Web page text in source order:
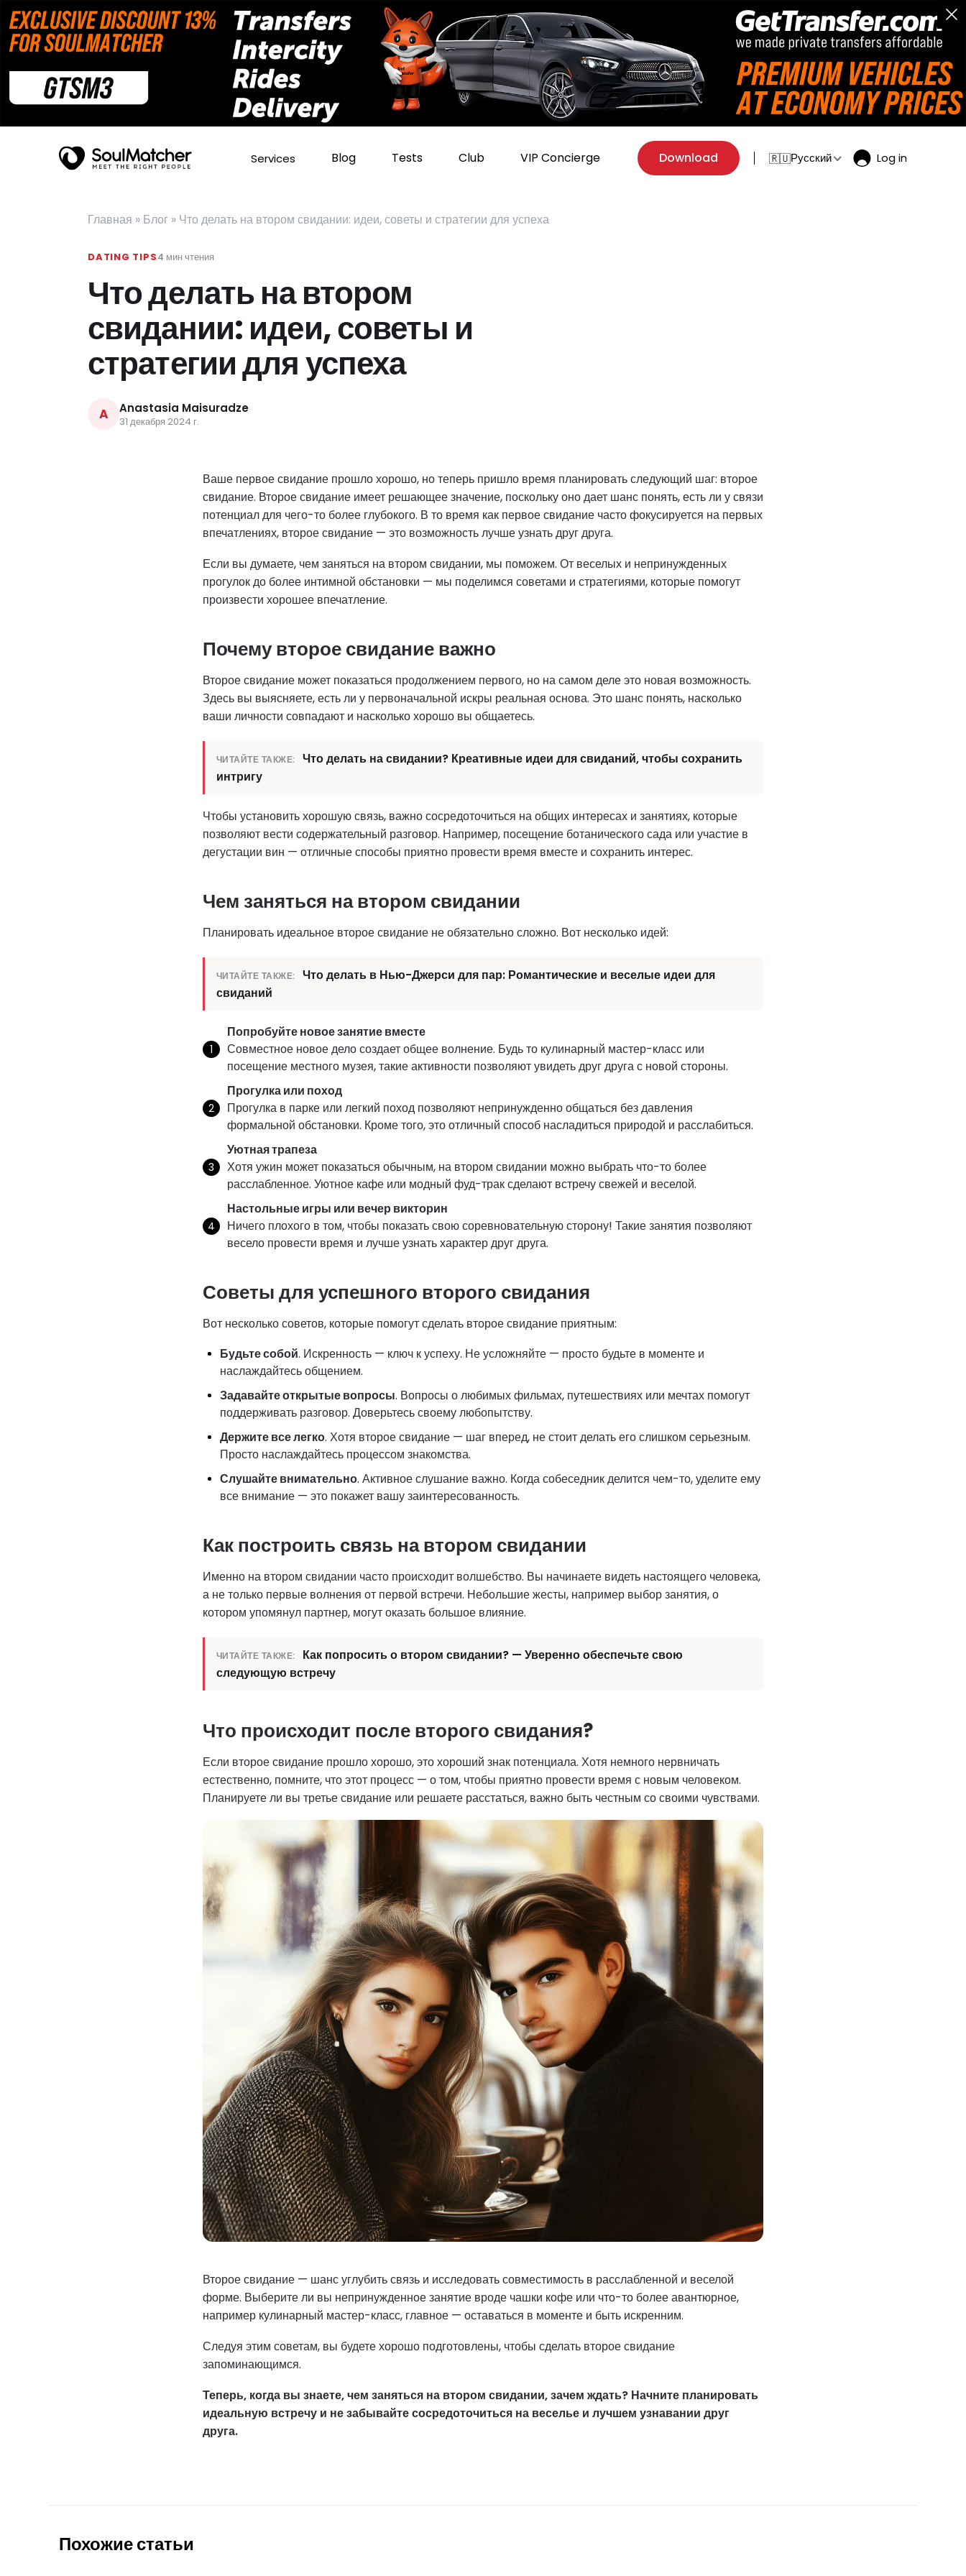
Services Blog Tests Club VIP Concierge Download 🇷🇺Русский Log in
Главная » Блог » Что делать на втором свидании: идеи, советы и стратегии для успеха
DATING TIPS4 мин чтения
Что делать на втором
свидании: идеи, советы и
стратегии для успеха
A Anastasia Maisuradze
31 декабря 2024 г.
Ваше первое свидание прошло хорошо, но теперь пришло время планировать следующий шаг: второе
свидание. Второе свидание имеет решающее значение, поскольку оно дает шанс понять, есть ли у связи
потенциал для чего-то более глубокого. В то время как первое свидание часто фокусируется на первых
впечатлениях, второе свидание — это возможность лучше узнать друг друга.
Если вы думаете, чем заняться на втором свидании, мы поможем. От веселых и непринужденных
прогулок до более интимной обстановки — мы поделимся советами и стратегиями, которые помогут
произвести хорошее впечатление.
Почему второе свидание важно
Второе свидание может показаться продолжением первого, но на самом деле это новая возможность.
Здесь вы выясняете, есть ли у первоначальной искры реальная основа. Это шанс понять, насколько
ваши личности совпадают и насколько хорошо вы общаетесь.
ЧИТАЙТЕ ТАКЖЕ:
Что делать на свидании? Креативные идеи для свиданий, чтобы сохранить
интригу
Чтобы установить хорошую связь, важно сосредоточиться на общих интересах и занятиях, которые
позволяют вести содержательный разговор. Например, посещение ботанического сада или участие в
дегустации вин — отличные способы приятно провести время вместе и сохранить интерес.
Чем заняться на втором свидании
Планировать идеальное второе свидание не обязательно сложно. Вот несколько идей:
ЧИТАЙТЕ ТАКЖЕ:
Что делать в Нью-Джерси для пар: Романтические и веселые идеи для
свиданий
Попробуйте новое занятие вместе
Совместное новое дело создает общее волнение. Будь то кулинарный мастер-класс или
посещение местного музея, такие активности позволяют увидеть друг друга с новой стороны.
Прогулка или поход
Прогулка в парке или легкий поход позволяют непринужденно общаться без давления
формальной обстановки. Кроме того, это отличный способ насладиться природой и расслабиться.
Уютная трапеза
Хотя ужин может показаться обычным, на втором свидании можно выбрать что-то более
расслабленное. Уютное кафе или модный фуд-трак сделают встречу свежей и веселой.
Настольные игры или вечер викторин
Ничего плохого в том, чтобы показать свою соревновательную сторону! Такие занятия позволяют
весело провести время и лучше узнать характер друг друга.
Советы для успешного второго свидания
Вот несколько советов, которые помогут сделать второе свидание приятным:
Будьте собой. Искренность — ключ к успеху. Не усложняйте — просто будьте в моменте и
наслаждайтесь общением.
Задавайте открытые вопросы. Вопросы о любимых фильмах, путешествиях или мечтах помогут
поддерживать разговор. Доверьтесь своему любопытству.
Держите все легко. Хотя второе свидание — шаг вперед, не стоит делать его слишком серьезным.
Просто наслаждайтесь процессом знакомства.
Слушайте внимательно. Активное слушание важно. Когда собеседник делится чем-то, уделите ему
все внимание — это покажет вашу заинтересованность.
Как построить связь на втором свидании
Именно на втором свидании часто происходит волшебство. Вы начинаете видеть настоящего человека,
а не только первые волнения от первой встречи. Небольшие жесты, например выбор занятия, о
котором упомянул партнер, могут оказать большое влияние.
ЧИТАЙТЕ ТАКЖЕ:
Как попросить о втором свидании? — Уверенно обеспечьте свою
следующую встречу
Что происходит после второго свидания?
Если второе свидание прошло хорошо, это хороший знак потенциала. Хотя немного нервничать
естественно, помните, что этот процесс — о том, чтобы приятно провести время с новым человеком.
Планируете ли вы третье свидание или решаете расстаться, важно быть честным со своими чувствами.
Второе свидание — шанс углубить связь и исследовать совместимость в расслабленной и веселой
форме. Выберите ли вы непринужденное занятие вроде чашки кофе или что-то более авантюрное,
например кулинарный мастер-класс, главное — оставаться в моменте и быть искренним.
Следуя этим советам, вы будете хорошо подготовлены, чтобы сделать второе свидание
запоминающимся.
Теперь, когда вы знаете, чем заняться на втором свидании, зачем ждать? Начните планировать
идеальную встречу и не забывайте сосредоточиться на веселье и лучшем узнавании друг
друга.
Похожие статьи